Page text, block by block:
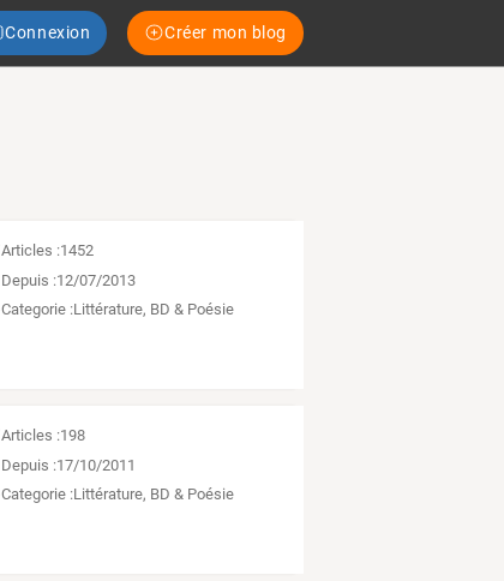
Connexion Créer mon blog
Articles :1452
Depuis :12/07/2013
Categorie :Littérature, BD & Poésie
Articles :198
Depuis :17/10/2011
Categorie :Littérature, BD & Poésie